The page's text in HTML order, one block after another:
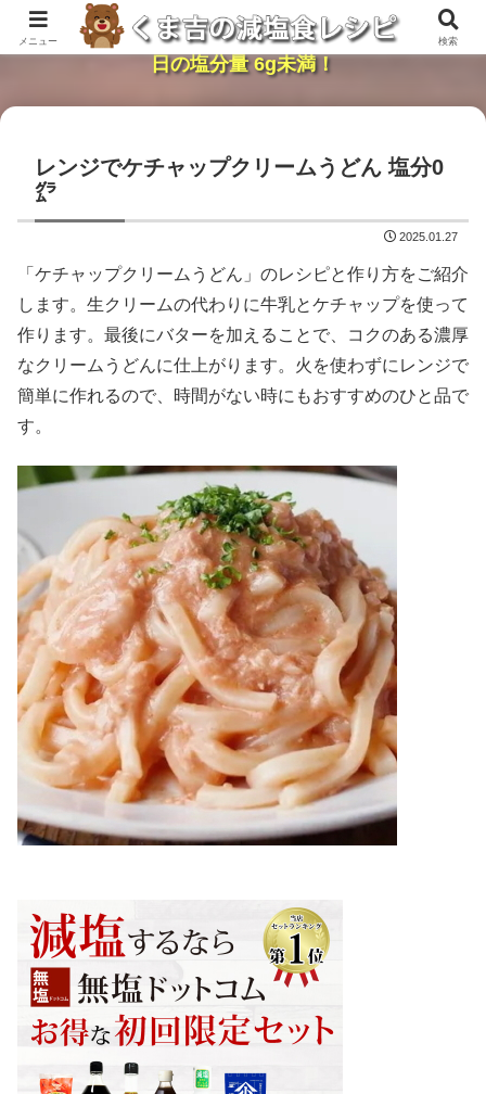
レンジで簡単・時短「くま吉の減塩食レシピ」１
日の塩分量 6g未満！
レンジでケチャップクリームうどん 塩分0
㌘
2025.01.27
「ケチャップクリームうどん」のレシピと作り方をご紹介
します。生クリームの代わりに牛乳とケチャップを使って
作ります。最後にバターを加えることで、コクのある濃厚
なクリームうどんに仕上がります。火を使わずにレンジで
簡単に作れるので、時間がない時にもおすすめのひと品で
す。
メニュー 検索